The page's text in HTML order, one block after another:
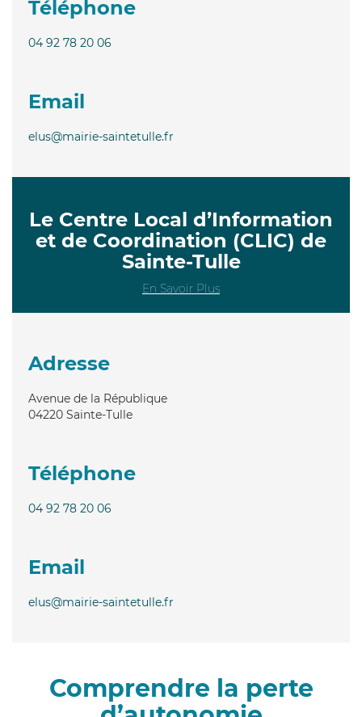
Téléphone
04 92 78 20 06
Email
elus@mairie-saintetulle.fr
Le Centre Local d’Information
et de Coordination (CLIC) de
Sainte-Tulle
En Savoir Plus
Adresse
Avenue de la République
04220 Sainte-Tulle
Téléphone
04 92 78 20 06
Email
elus@mairie-saintetulle.fr
Comprendre la perte